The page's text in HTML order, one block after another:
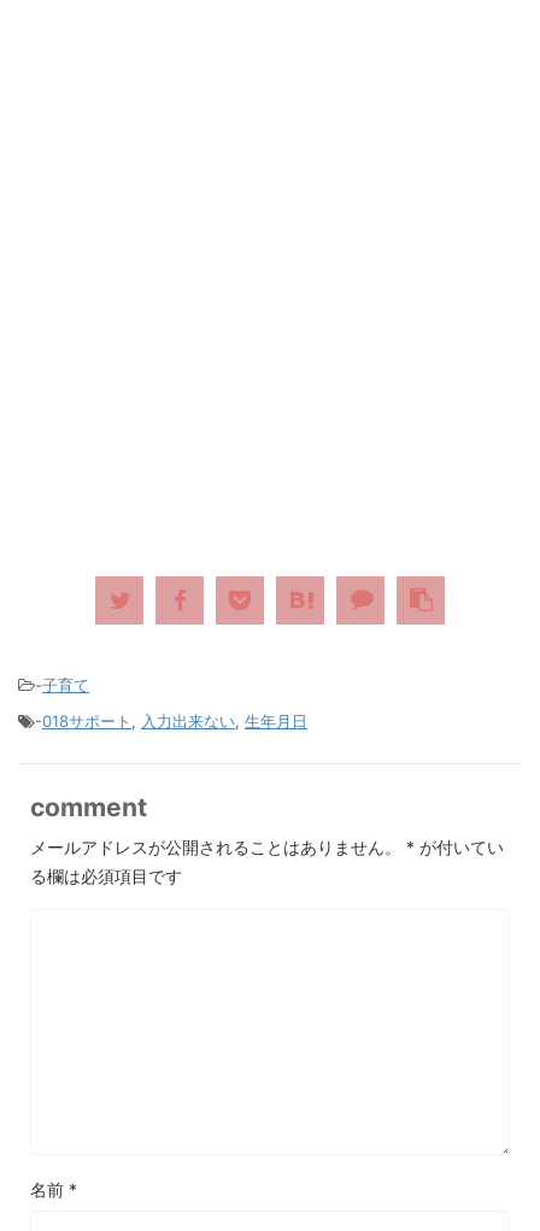
-子育て
-018サポート , 入力出来ない, 生年月日
comment
メールアドレスが公開されることはありません。 * が付いてい
る欄は必須項目です
名前 *